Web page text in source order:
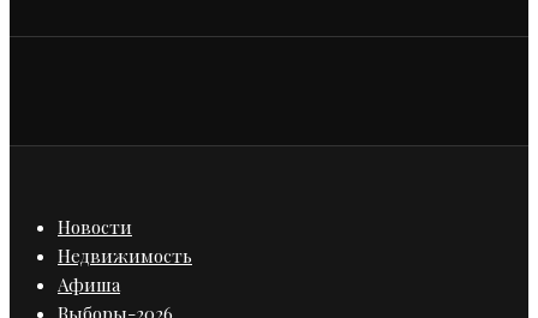
Новости
Недвижимость
Афиша
Выборы-2026